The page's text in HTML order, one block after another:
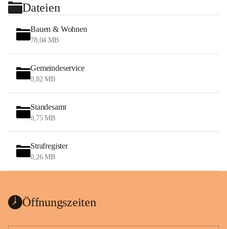
Dateien
Bauen & Wohnen
78,04 MB
Gemeindeservice
0,82 MB
Standesamt
0,75 MB
Strafregister
0,26 MB
Öffnungszeiten